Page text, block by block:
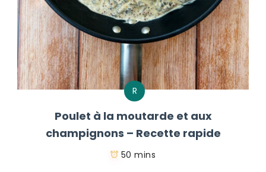
R
Poulet à la moutarde et aux
champignons – Recette rapide
50 mins